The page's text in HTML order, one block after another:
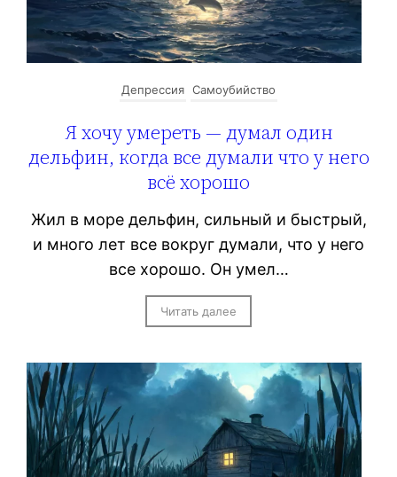
Депрессия Самоубийство
Я хочу умереть — думал один
дельфин, когда все думали что у него
всё хорошо
Жил в море дельфин, сильный и быстрый,
и много лет все вокруг думали, что у него
все хорошо. Он умел…
Читать далее